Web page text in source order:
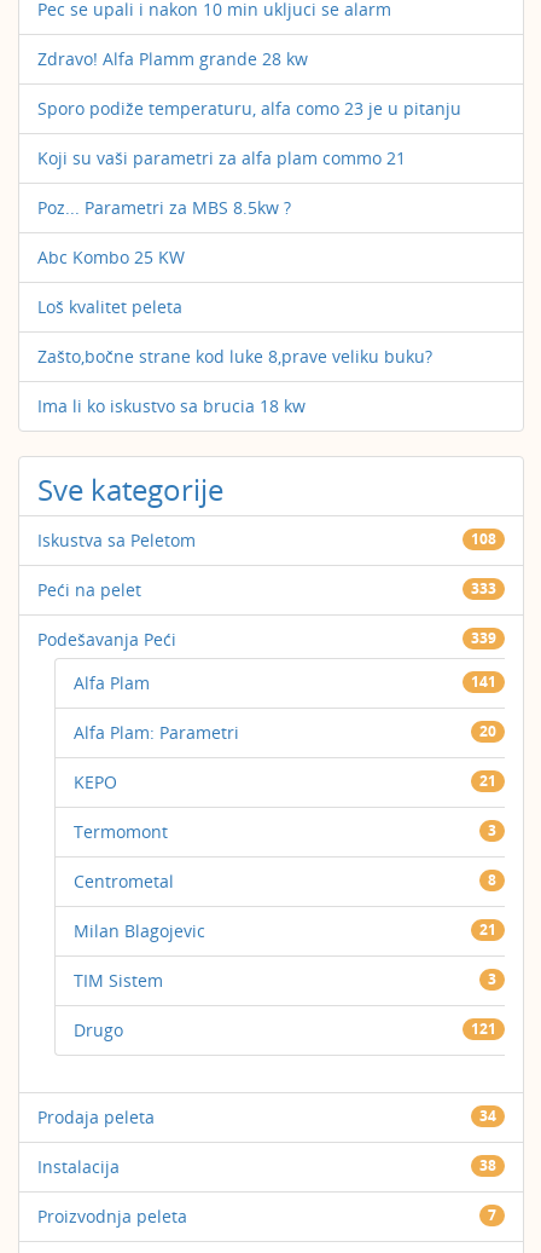
Pec se upali i nakon 10 min ukljuci se alarm
Zdravo! Alfa Plamm grande 28 kw
Sporo podiže temperaturu, alfa como 23 je u pitanju
Koji su vaši parametri za alfa plam commo 21
Poz... Parametri za MBS 8.5kw ?
Abc Kombo 25 KW
Loš kvalitet peleta
Zašto,bočne strane kod luke 8,prave veliku buku?
Ima li ko iskustvo sa brucia 18 kw
Sve kategorije
Iskustva sa Peletom 108
Peći na pelet 333
Podešavanja Peći 339
Alfa Plam 141
Alfa Plam: Parametri 20
KEPO 21
Termomont 3
Centrometal 8
Milan Blagojevic 21
TIM Sistem 3
Drugo 121
Prodaja peleta 34
Instalacija 38
Proizvodnja peleta 7